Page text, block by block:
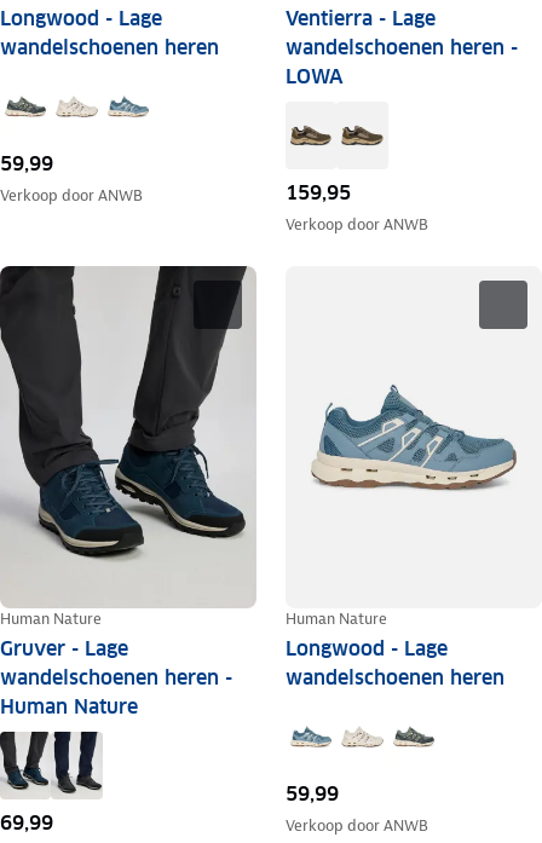
Longwood - Lage
wandelschoenen heren
59,99
Verkoop doorANWB
Ventierra - Lage
wandelschoenen heren -
LOWA
159,95
Verkoop doorANWB
Human Nature
Gruver - Lage
wandelschoenen heren -
Human Nature
69,99
Human Nature
Longwood - Lage
wandelschoenen heren
59,99
Verkoop doorANWB